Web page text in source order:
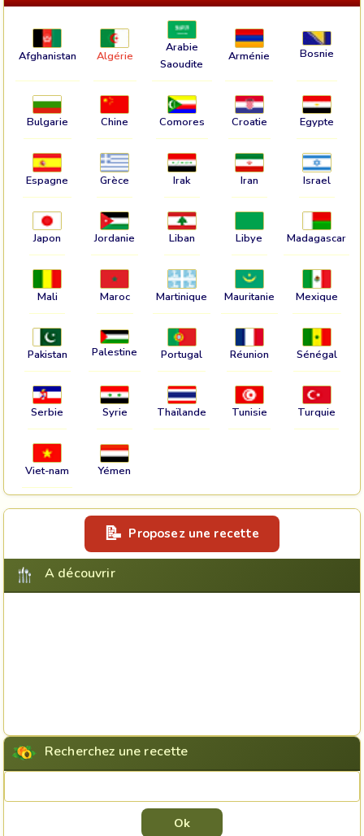
Afghanistan Algérie
Arabie
Saoudite
Arménie Bosnie
Bulgarie Chine Comores Croatie Egypte
Espagne Grèce Irak Iran Israel
Japon Jordanie Liban Libye Madagascar
Mali Maroc Martinique Mauritanie Mexique
Pakistan Palestine Portugal Réunion Sénégal
Serbie Syrie Thaïlande Tunisie Turquie
Viet-nam Yémen
Proposez une recette
A découvrir
Recherchez une recette